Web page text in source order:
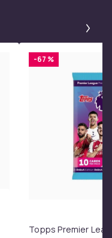
RCA AV - HDMI-
-67 %
Topps Premier